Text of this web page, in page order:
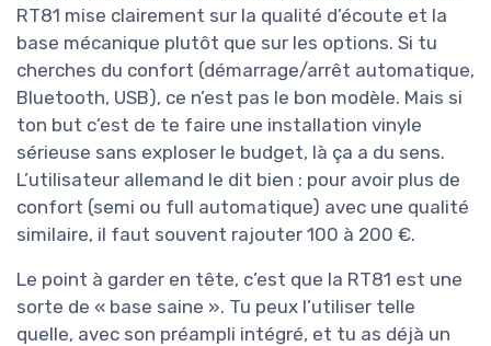
RT81 mise clairement sur la qualité d’écoute et la
base mécanique plutôt que sur les options. Si tu
cherches du confort (démarrage/arrêt automatique,
Bluetooth, USB), ce n’est pas le bon modèle. Mais si
ton but c’est de te faire une installation vinyle
sérieuse sans exploser le budget, là ça a du sens.
L’utilisateur allemand le dit bien : pour avoir plus de
confort (semi ou full automatique) avec une qualité
similaire, il faut souvent rajouter 100 à 200 €.
Le point à garder en tête, c’est que la RT81 est une
sorte de « base saine ». Tu peux l’utiliser telle
quelle, avec son préampli intégré, et tu as déjà un